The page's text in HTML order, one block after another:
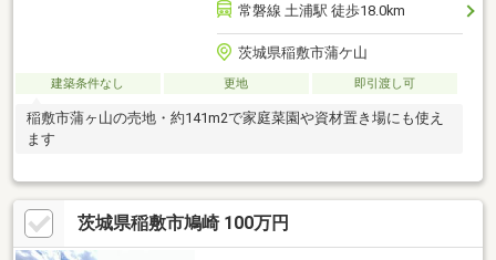
常磐線 土浦駅 徒歩18.0km
茨城県稲敷市蒲ケ山
建築条件なし 更地 即引渡し可
稲敷市蒲ヶ山の売地・約141m2で家庭菜園や資材置き場にも使え
ます
茨城県稲敷市鳩崎 100万円